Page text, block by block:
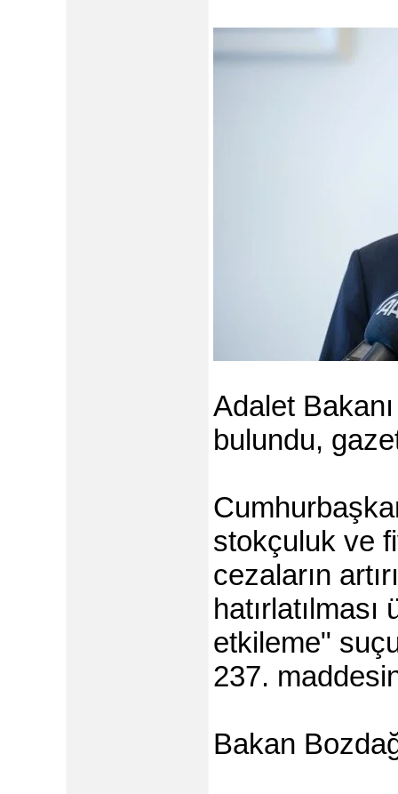
Adalet
bulundu,
stokçuluk ve
cezaların
etkileme"
237.
Bakan